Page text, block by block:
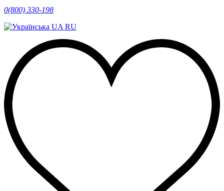
0(800) 330-198
UA RU